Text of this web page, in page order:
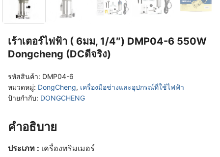
เร้าเตอร์ไฟฟ้า ( 6มม, 1/4″) DMP04-6 550W
Dongcheng (DCดีจริง)
รหัสสินค้า: DMP04-6
หมวดหมู่: DongCheng, เครื่องมือช่างและอุปกรณ์ที่ใช้ไฟฟ้า
ป้ายกำกับ: DONGCHENG
คำอธิบาย
ประเภท : เครื่องทริมเมอร์